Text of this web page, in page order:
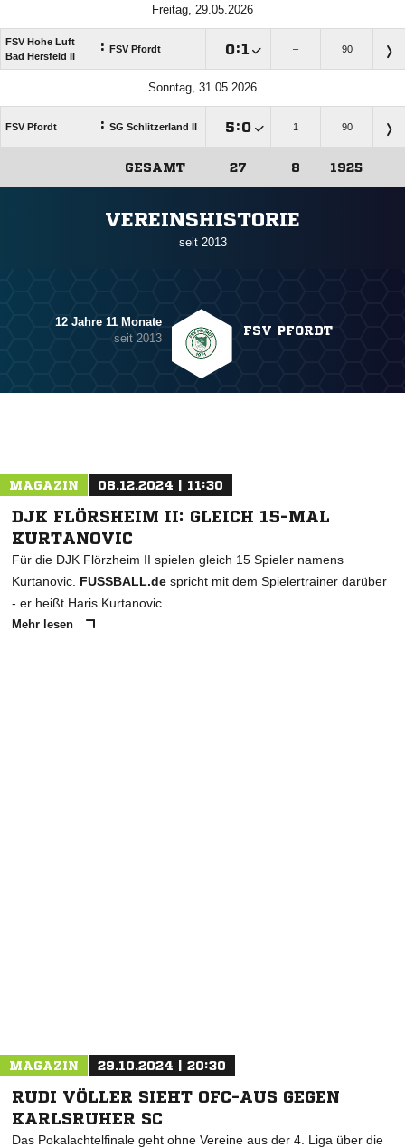
Freitag, 29.05.2026
FSV Hohe Luft
Bad Hersfeld II
: FSV Pfordt : – 90
Sonntag, 31.05.2026
FSV Pfordt : SG Schlitzerland II : 1 90
GESAMT 27 8 1925
VEREINSHISTORIE
seit 2013
12 Jahre 11 Monate
seit 2013
FSV PFORDT
MAGAZIN 08.12.2024 | 11:30
DJK FLÖRSHEIM II: GLEICH 15-MAL
KURTANOVIC
Für die DJK Flörzheim II spielen gleich 15 Spieler namens
Kurtanovic. FUSSBALL.de spricht mit dem Spielertrainer darüber
- er heißt Haris Kurtanovic.
Mehr lesen
MAGAZIN 29.10.2024 | 20:30
RUDI VÖLLER SIEHT OFC-AUS GEGEN
KARLSRUHER SC
Das Pokalachtelfinale geht ohne Vereine aus der 4. Liga über die